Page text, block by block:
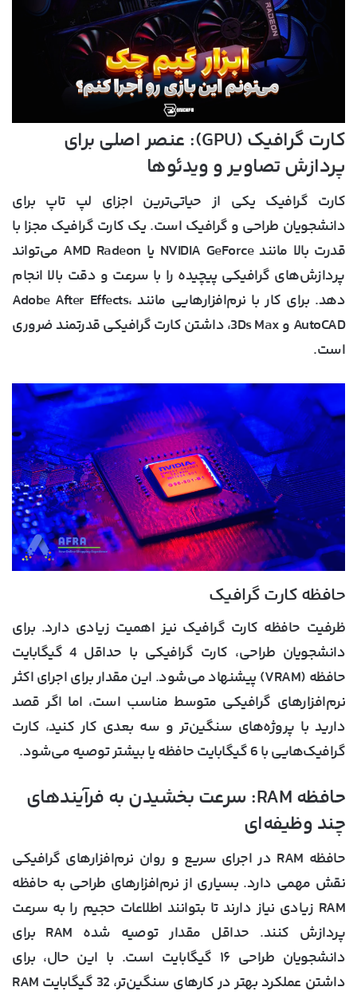
کارت گرافیک (GPU): عنصر اصلی برای
پردازش تصاویر و ویدئوها
کارت گرافیک یکی از حیاتی‌ترین اجزای لپ تاپ برای
دانشجویان طراحی و گرافیک است. یک کارت گرافیک مجزا با
قدرت بالا مانند NVIDIA GeForce یا AMD Radeon می‌تواند
پردازش‌های گرافیکی پیچیده را با سرعت و دقت بالا انجام
دهد. برای کار با نرم‌افزارهایی مانند Adobe After Effects،
AutoCAD و 3Ds Max، داشتن کارت گرافیکی قدرتمند ضروری
است.
حافظه کارت گرافیک
ظرفیت حافظه کارت گرافیک نیز اهمیت زیادی دارد. برای
دانشجویان طراحی، کارت گرافیکی با حداقل 4 گیگابایت
حافظه (VRAM) پیشنهاد می‌شود. این مقدار برای اجرای اکثر
نرم‌افزارهای گرافیکی متوسط مناسب است، اما اگر قصد
دارید با پروژه‌های سنگین‌تر و سه ‌بعدی کار کنید، کارت
گرافیک‌هایی با 6 گیگابایت حافظه یا بیشتر توصیه می‌شود.
حافظه RAM: سرعت بخشیدن به فرآیندهای
چند وظیفه‌ای
حافظه RAM در اجرای سریع و روان نرم‌افزارهای گرافیکی
نقش مهمی دارد. بسیاری از نرم‌افزارهای طراحی به حافظه
RAM زیادی نیاز دارند تا بتوانند اطلاعات حجیم را به‌ سرعت
پردازش کنند. حداقل مقدار توصیه ‌شده RAM برای
دانشجویان طراحی ۱۶ گیگابایت است. با این حال، برای
داشتن عملکرد بهتر در کارهای سنگین‌تر، 32 گیگابایت RAM